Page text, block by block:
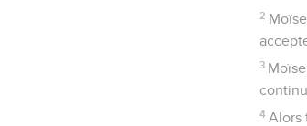
2
3
4 Alors